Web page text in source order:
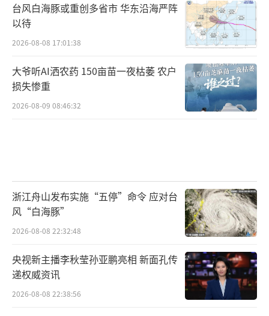
台风白海豚或重创多省市 华东沿海严阵
以待
2026-08-08 17:01:38
大爷听AI洒农药 150亩苗一夜枯萎 农户
损失惨重
2026-08-09 08:46:32
浙江舟山发布实施“五停”命令 应对台
风“白海豚”
2026-08-08 22:32:48
央视新主播李秋莹孙亚鹏亮相 新面孔传
递权威资讯
2026-08-08 22:38:56